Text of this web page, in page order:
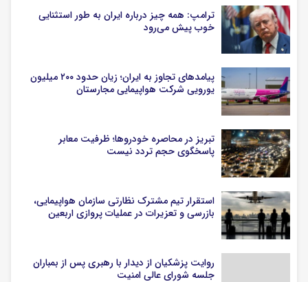
ترامپ: همه چیز درباره ایران به طور استثنایی
خوب پیش می‌رود
پیامدهای تجاوز به ایران؛ زیان حدود ۲۰۰ میلیون
یورویی شرکت هواپیمایی مجارستان
تبریز در محاصره خودروها؛ ظرفیت معابر
پاسخگوی حجم تردد نیست
استقرار تیم مشترک نظارتی سازمان هواپیمایی،
بازرسی و تعزیرات در عملیات پروازی اربعین
روایت پزشکیان از دیدار با رهبری پس از بمباران
جلسه شورای عالی امنیت